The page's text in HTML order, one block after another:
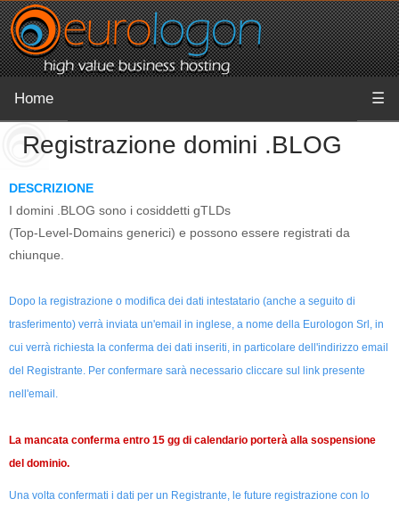
Home ☰
Registrazione domini .BLOG
DESCRIZIONE
I domini .BLOG sono i cosiddetti gTLDs
(Top-Level-Domains generici) e possono essere registrati da
chiunque.
Dopo la registrazione o modifica dei dati intestatario (anche a seguito di
trasferimento) verrà inviata un'email in inglese, a nome della Eurologon Srl, in
cui verrà richiesta la conferma dei dati inseriti, in particolare dell'indirizzo email
del Registrante. Per confermare sarà necessario cliccare sul link presente
nell'email.
La mancata conferma entro 15 gg di calendario porterà alla sospensione
del dominio.
Una volta confermati i dati per un Registrante, le future registrazione con lo